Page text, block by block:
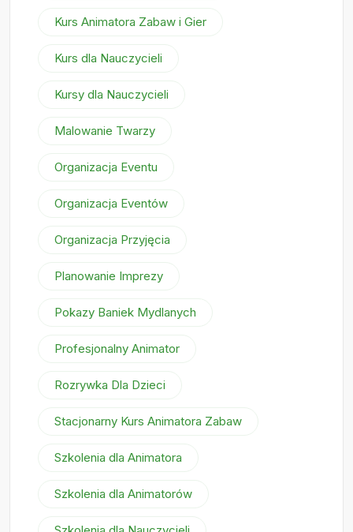
Kurs Animatora Zabaw i Gier
Kurs dla Nauczycieli
Kursy dla Nauczycieli
Malowanie Twarzy
Organizacja Eventu
Organizacja Eventów
Organizacja Przyjęcia
Planowanie Imprezy
Pokazy Baniek Mydlanych
Profesjonalny Animator
Rozrywka Dla Dzieci
Stacjonarny Kurs Animatora Zabaw
Szkolenia dla Animatora
Szkolenia dla Animatorów